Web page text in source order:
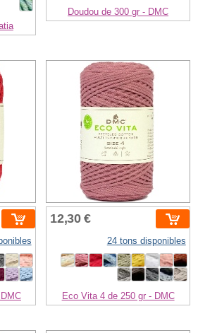
Doudou de 300 gr - DMC
12,30 €
24 tons disponibles
Eco Vita 4 de 250 gr - DMC